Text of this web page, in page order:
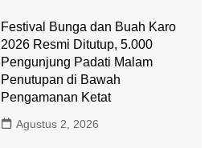
Festival Bunga dan Buah Karo
2026 Resmi Ditutup, 5.000
Pengunjung Padati Malam
Penutupan di Bawah
Pengamanan Ketat
Agustus 2, 2026